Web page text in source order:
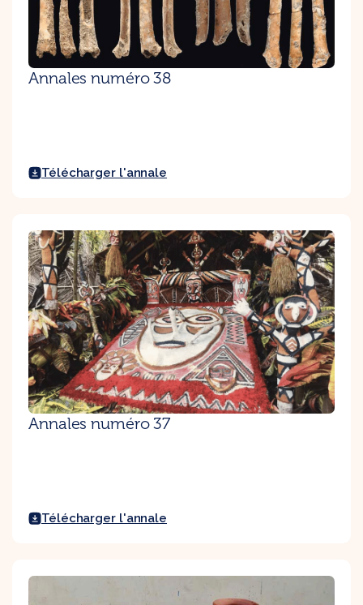
Annales numéro 38
Télécharger l'annale
Annales numéro 37
Télécharger l'annale